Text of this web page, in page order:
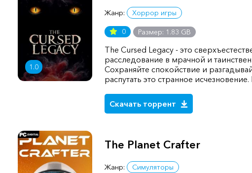
1.0
Жанр: Хоррор игры
0 Размер: 1.83 GB
The Cursed Legacy - это
расследование в мрачной и
Сохраняйте спокойствие и
распутать это странное
Скачать торрент
The Planet Crafter
Жанр: Симуляторы